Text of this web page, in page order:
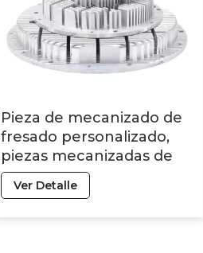
Pieza de mecanizado de
fresado personalizado,
piezas mecanizadas de
aluminio, torno de
torneado cnc, robot de
Ver Detalle